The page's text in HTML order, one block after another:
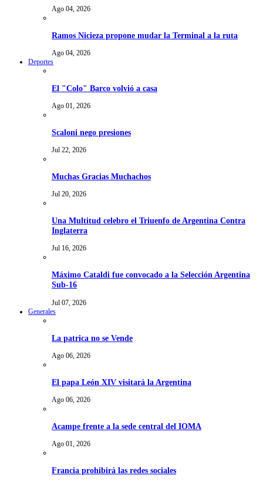
Ago 04, 2026
Ramos Nicieza propone mudar la Terminal a la ruta
Ago 04, 2026
Deportes
El "Colo" Barco volvió a casa
Ago 01, 2026
Scaloni nego presiones
Jul 22, 2026
Muchas Gracias Muchachos
Jul 20, 2026
Una Multitud celebro el Triuenfo de Argentina Contra
Inglaterra
Jul 16, 2026
Máximo Cataldi fue convocado a la Selección Argentina
Sub-16
Jul 07, 2026
Generales
La patrica no se Vende
Ago 06, 2026
El papa León XIV visitará la Argentina
Ago 06, 2026
Acampe frente a la sede central del IOMA
Ago 01, 2026
Francia prohibirá las redes sociales